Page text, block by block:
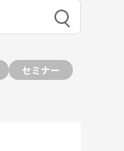
セミナー